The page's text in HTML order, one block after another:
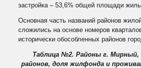
застройка – 53,6% общей площади
Основная часть названий районов
сложились на основе номеров
исторически обособленных районов
Таблица №2. Районы г. Мирный,
районов, доля жилфонда и